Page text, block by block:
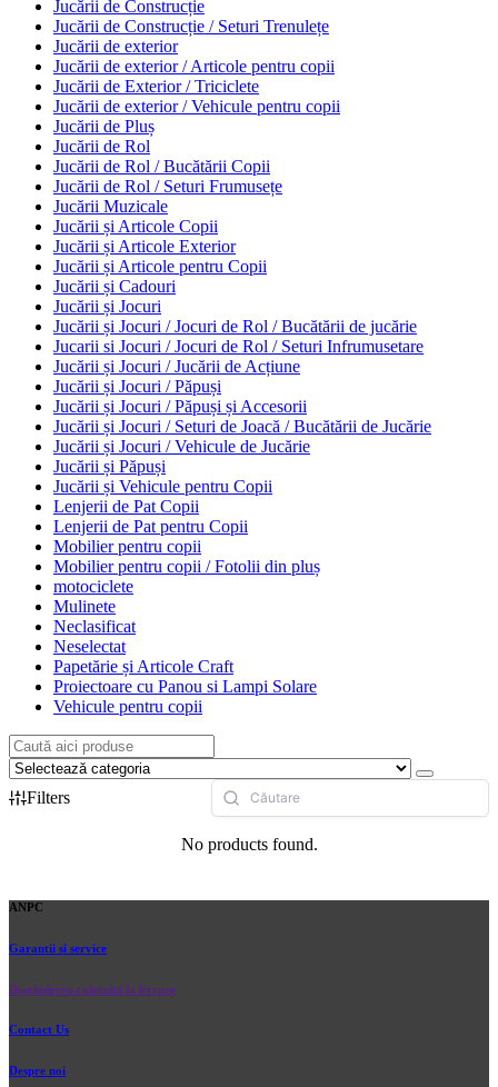
Jucării de Construcție
Jucării de Construcție / Seturi Trenulețe
Jucării de exterior
Jucării de exterior / Articole pentru copii
Jucării de Exterior / Triciclete
Jucării de exterior / Vehicule pentru copii
Jucării de Pluș
Jucării de Rol
Jucării de Rol / Bucătării Copii
Jucării de Rol / Seturi Frumusețe
Jucării Muzicale
Jucării și Articole Copii
Jucării și Articole Exterior
Jucării și Articole pentru Copii
Jucării și Cadouri
Jucării și Jocuri
Jucării și Jocuri / Jocuri de Rol / Bucătării de jucărie
Jucarii si Jocuri / Jocuri de Rol / Seturi Infrumusetare
Jucării și Jocuri / Jucării de Acțiune
Jucării și Jocuri / Păpuși
Jucării și Jocuri / Păpuși și Accesorii
Jucării și Jocuri / Seturi de Joacă / Bucătării de Jucărie
Jucării și Jocuri / Vehicule de Jucărie
Jucării și Păpuși
Jucării și Vehicule pentru Copii
Lenjerii de Pat Copii
Lenjerii de Pat pentru Copii
Mobilier pentru copii
Mobilier pentru copii / Fotolii din pluș
motociclete
Mulinete
Neclasificat
Neselectat
Papetărie și Articole Craft
Proiectoare cu Panou si Lampi Solare
Vehicule pentru copii
Filters
No products found.
ANPC
Garantii si service
Deschiderea coletului la livrare
Contact Us
Despre noi